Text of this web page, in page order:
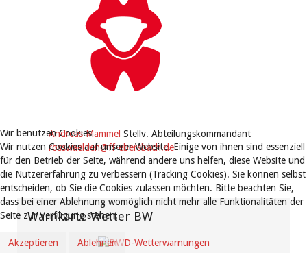
Andreas Mammel Stellv. Abteilungskommandant
rosswaelden@ff-ebersbach.de
Warnkarte Wetter BW
Wir benutzen Cookies
Wir nutzen Cookies auf unserer Website. Einige von ihnen sind essenziell
für den Betrieb der Seite, während andere uns helfen, diese Website und
die Nutzererfahrung zu verbessern (Tracking Cookies). Sie können selbst
entscheiden, ob Sie die Cookies zulassen möchten. Bitte beachten Sie,
dass bei einer Ablehnung womöglich nicht mehr alle Funktionalitäten der
Seite zur Verfügung stehen.
Akzeptieren
Ablehnen